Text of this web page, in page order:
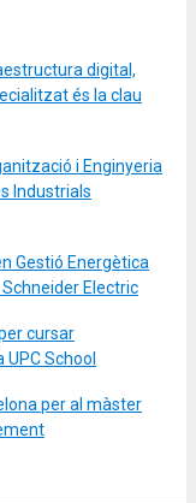
digital,
és la clau
i Enginyeria
Industrials
Gestió Energètica
Electric
cursar
School
per al màster